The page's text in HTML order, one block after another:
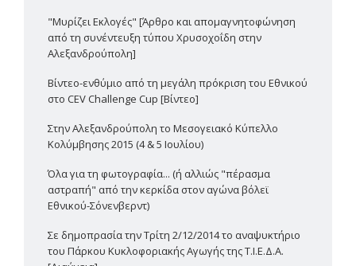
"Μυρίζει Εκλογές" [Άρθρο και απομαγνητοφώνηση
από τη συνέντευξη τύπου Χρυσοχοΐδη στην
Αλεξανδρούπολη]
Βίντεο-ενθύμιο από τη μεγάλη πρόκριση του Εθνικού
στο CEV Challenge Cup [Βίντεο]
Στην Αλεξανδρούπολη το Μεσογειακό Κύπελλο
Κολύμβησης 2015 (4 & 5 Ιουλίου)
Όλα για τη φωτογραφία... (ή αλλιώς "πέρασμα
αστραπή" από την κερκίδα στον αγώνα βόλεϊ
Εθνικού-Σόνενβερντ)
Σε δημοπρασία την Τρίτη 2/12/2014 το αναψυκτήριο
του Πάρκου Κυκλοφοριακής Αγωγής της Τ.Ι.Ε.Δ.Α.